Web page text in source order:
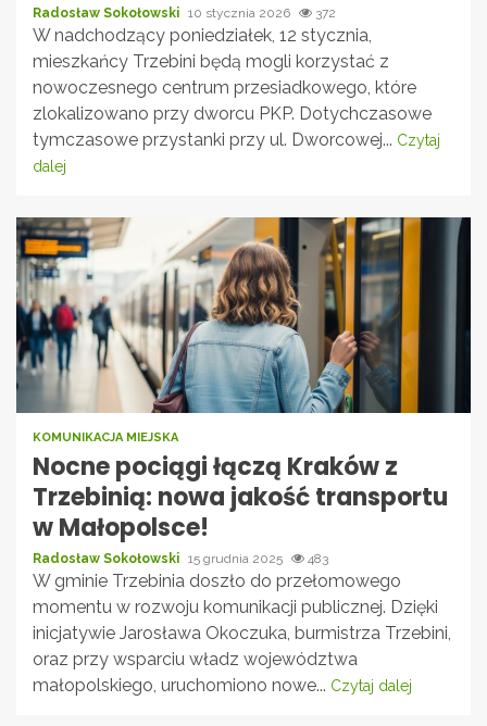
Radosław Sokołowski 10 stycznia 2026 372
W nadchodzący poniedziałek, 12 stycznia,
mieszkańcy Trzebini będą mogli korzystać z
nowoczesnego centrum przesiadkowego, które
zlokalizowano przy dworcu PKP. Dotychczasowe
tymczasowe przystanki przy ul. Dworcowej... Czytaj
dalej
KOMUNIKACJA MIEJSKA
Nocne pociągi łączą Kraków z
Trzebinią: nowa jakość transportu
w Małopolsce!
Radosław Sokołowski 15 grudnia 2025 483
W gminie Trzebinia doszło do przełomowego
momentu w rozwoju komunikacji publicznej. Dzięki
inicjatywie Jarosława Okoczuka, burmistrza Trzebini,
oraz przy wsparciu władz województwa
małopolskiego, uruchomiono nowe... Czytaj dalej